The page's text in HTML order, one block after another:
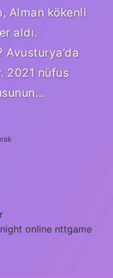
Alman kökenli
aldı.
Avusturya’da
2021 nüfus
online nttgame